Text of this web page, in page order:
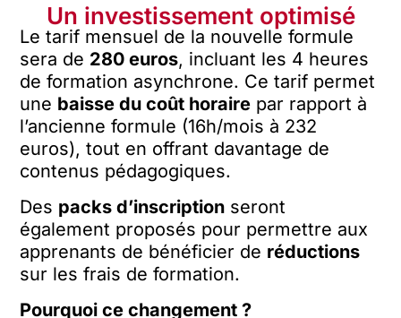
Un investissement optimisé
Le tarif mensuel de la nouvelle formule
sera de 280 euros, incluant les 4 heures
de formation asynchrone. Ce tarif permet
une baisse du coût horaire par rapport à
l’ancienne formule (16h/mois à 232
euros), tout en offrant davantage de
contenus pédagogiques.
Des packs d’inscription seront
également proposés pour permettre aux
apprenants de bénéficier de réductions
sur les frais de formation.
Pourquoi ce changement ?